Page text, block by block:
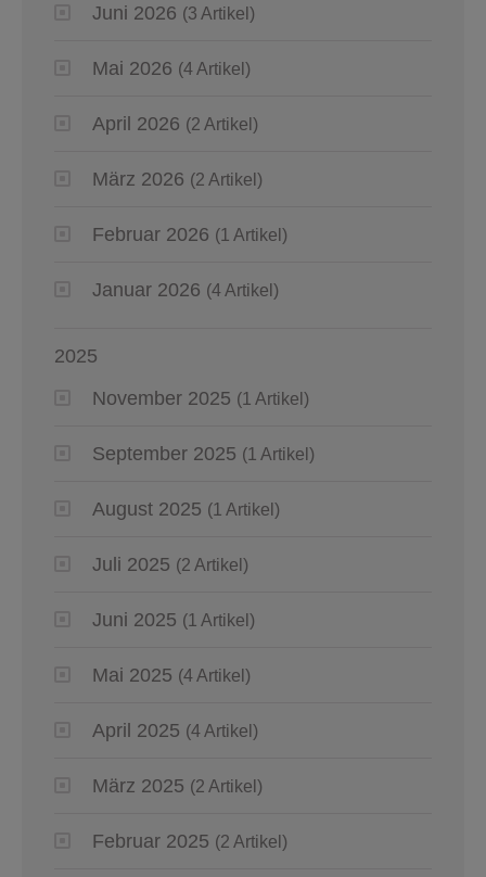
Juni 2026 (3 Artikel)
Mai 2026 (4 Artikel)
April 2026 (2 Artikel)
März 2026 (2 Artikel)
Februar 2026 (1 Artikel)
Januar 2026 (4 Artikel)
2025
November 2025 (1 Artikel)
September 2025 (1 Artikel)
August 2025 (1 Artikel)
Juli 2025 (2 Artikel)
Juni 2025 (1 Artikel)
Mai 2025 (4 Artikel)
April 2025 (4 Artikel)
März 2025 (2 Artikel)
Februar 2025 (2 Artikel)